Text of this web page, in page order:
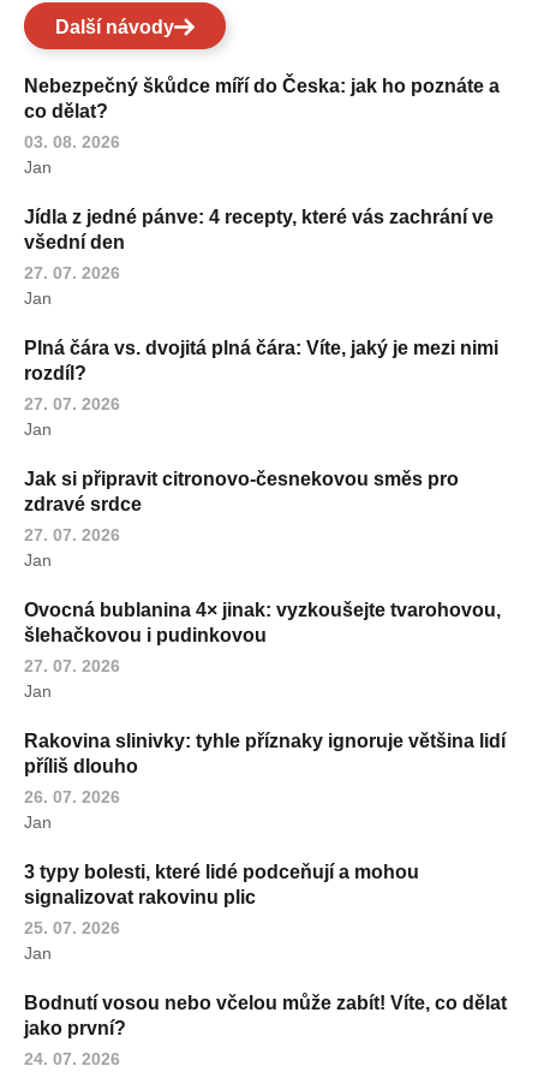
Další návody
Nebezpečný škůdce míří do Česka: jak ho poznáte a
co dělat?
03. 08. 2026
Jan
Jídla z jedné pánve: 4 recepty, které vás zachrání ve
všední den
27. 07. 2026
Jan
Plná čára vs. dvojitá plná čára: Víte, jaký je mezi nimi
rozdíl?
27. 07. 2026
Jan
Jak si připravit citronovo-česnekovou směs pro
zdravé srdce
27. 07. 2026
Jan
Ovocná bublanina 4× jinak: vyzkoušejte tvarohovou,
šlehačkovou i pudinkovou
27. 07. 2026
Jan
Rakovina slinivky: tyhle příznaky ignoruje většina lidí
příliš dlouho
26. 07. 2026
Jan
3 typy bolesti, které lidé podceňují a mohou
signalizovat rakovinu plic
25. 07. 2026
Jan
Bodnutí vosou nebo včelou může zabít! Víte, co dělat
jako první?
24. 07. 2026